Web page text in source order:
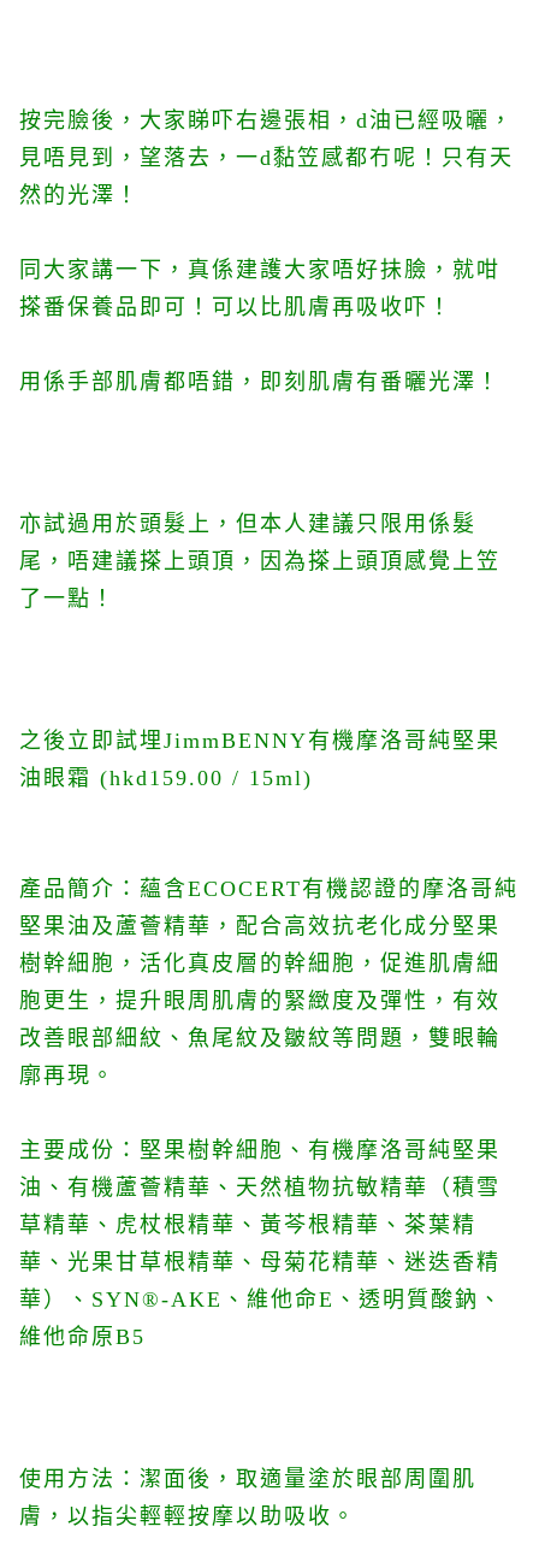
按完臉後，大家睇吓右邊張相，d油已經吸曬，
見唔見到，望落去，一d黏笠感都冇呢！只有天
然的光澤！
同大家講一下，真係建護大家唔好抺臉，就咁
搽番保養品即可！ 可以比肌膚再吸收吓！
用係手部肌膚都唔錯，即刻肌膚有番曬光澤！
亦試過用於頭髮上，但本人建議只限用係髮
尾，唔建議搽上頭頂，因為搽上頭頂感覺上笠
了一點！
之後立即試埋JimmBENNY有機摩洛哥純堅果
油眼霜 (hkd159.00 / 15ml)
產品簡介：蘊含ECOCERT有機認證的摩洛哥純
堅果油及蘆薈精華，配合高效抗老化成分堅果
樹幹細胞，活化真皮層的幹細胞，促進肌膚細
胞更生，提升眼周肌膚的緊緻度及彈性，有效
改善眼部細紋、魚尾紋及皺紋等問題，雙眼輪
廓再現。
主要成份： 堅果樹幹細胞、有機摩洛哥純堅果
油、有機蘆薈精華、天然植物抗敏精華（積雪
草精華、虎杖根精華、黃芩根精華、茶葉精
華、光果甘草根精華、母菊花精華、迷迭香精
華）、SYN®-AKE、維他命E、透明質酸鈉、
維他命原B5
使用方法：潔面後，取適量塗於眼部周圍肌
膚，以指尖輕輕按摩以助吸收。